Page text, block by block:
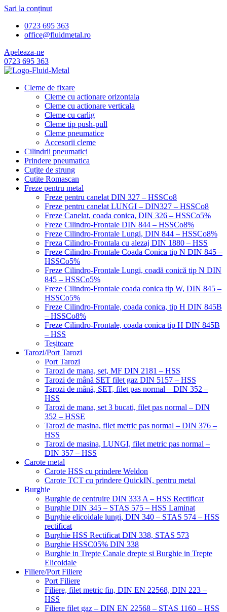
Sari la conținut
0723 695 363
office@fluidmetal.ro
Apeleaza-ne
0723 695 363
Cleme de fixare
Cleme cu actionare orizontala
Cleme cu actionare verticala
Cleme cu carlig
Cleme tip push-pull
Cleme pneumatice
Accesorii cleme
Cilindrii pneumatici
Prindere pneumatica
Cuțite de strung
Cutite Romascan
Freze pentru metal
Freze pentru canelat DIN 327 – HSSCo8
Freze pentru canelat LUNGI – DIN327 – HSSCo8
Freze Canelat, coada conica, DIN 326 – HSSCo5%
Freze Cilindro-Frontale DIN 844 – HSSCo8%
Freze Cilindro-Frontale Lungi, DIN 844 – HSSCo8%
Freza Cilindro-Frontala cu alezaj DIN 1880 – HSS
Freze Cilindro-Frontale Coada Conica tip N DIN 845 –
HSSCo5%
Freze Cilindro-Frontale Lungi, coadă conică tip N DIN
845 – HSSCo5%
Freze Cilindro-Frontale coada conica tip W, DIN 845 –
HSSCo5%
Freze Cilindro-Frontale, coada conica, tip H DIN 845B
– HSSCo8%
Freze Cilindro-Frontale, coada conica tip H DIN 845B
– HSS
Teșitoare
Tarozi/Port Tarozi
Port Tarozi
Tarozi de mana, set, MF DIN 2181 – HSS
Tarozi de mână SET filet gaz DIN 5157 – HSS
Tarozi de mână, SET, filet pas normal – DIN 352 –
HSS
Tarozi de mana, set 3 bucati, filet pas normal – DIN
352 – HSSE
Tarozi de masina, filet metric pas normal – DIN 376 –
HSS
Tarozi de masina, LUNGI, filet metric pas normal –
DIN 357 – HSS
Carote metal
Carote HSS cu prindere Weldon
Carote TCT cu prindere QuickIN, pentru metal
Burghie
Burghie de centruire DIN 333 A – HSS Rectificat
Burghie DIN 345 – STAS 575 – HSS Laminat
Burghie elicoidale lungi, DIN 340 – STAS 574 – HSS
rectificat
Burghie HSS Rectificat DIN 338, STAS 573
Burghie HSSC05% DIN 338
Burghie in Trepte Canale drepte si Burghie in Trepte
Elicoidale
Filiere/Port Filiere
Port Filiere
Filiere, filet metric fin, DIN EN 22568, DIN 223 –
HSS
Filiere filet gaz – DIN EN 22568 – STAS 1160 – HSS